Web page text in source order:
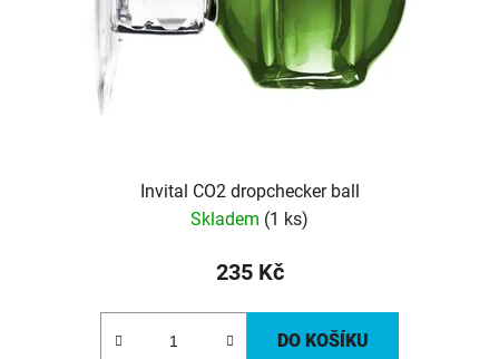
Invital CO2 dropchecker ball
Skladem (1 ks)
235 Kč
DO KOŠÍKU